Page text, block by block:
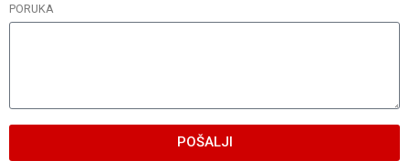
PORUKA
POŠALJI